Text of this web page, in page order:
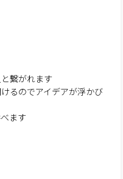
繋がれます
るのでアイデアが浮かび
ます